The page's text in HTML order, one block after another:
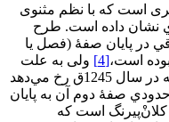
نشان داده است. طرح
در پايان صفۀ (فصل یا
است،[4]
ولی به علت
مرگ ناگهاني سراينده، در وباي عامي كه در سال 1245ق رخ مي‌دهد
صفۀ دوم آن به پايان
كلانْ‌پيرنگ است كه